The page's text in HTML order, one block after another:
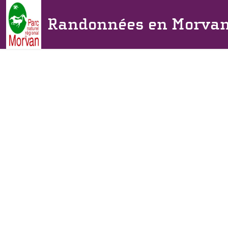
Randonnées en